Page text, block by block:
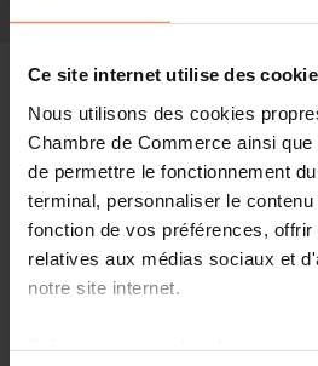
Ce site internet utilise des
Nous utilisons des cookies
Chambre de Commerce ainsi
de permettre le fonctionnement
terminal, personnaliser le
fonction de vos préférences, offrir
relatives aux médias sociaux et
notre site internet.
Share this article